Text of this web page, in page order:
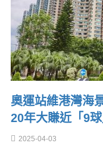
奧運站維港灣海
20年大賺近「9球
2025-04-03